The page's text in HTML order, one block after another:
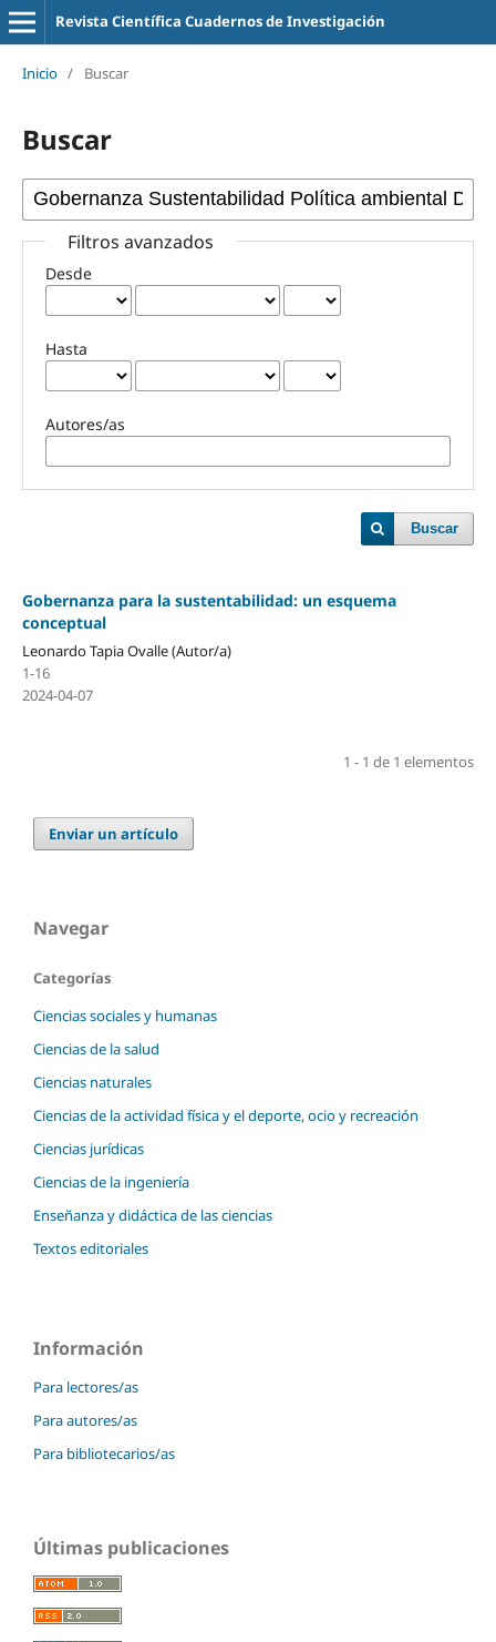
Revista Científica Cuadernos de Investigación
Inicio / Buscar
Buscar
Filtros avanzados
Desde
Hasta
Autores/as
Buscar
Gobernanza para la sustentabilidad: un esquema
conceptual
Leonardo Tapia Ovalle (Autor/a)
1-16
2024-04-07
1 - 1 de 1 elementos
Enviar un artículo
Navegar
Categorías
Ciencias sociales y humanas
Ciencias de la salud
Ciencias naturales
Ciencias de la actividad física y el deporte, ocio y recreación
Ciencias jurídicas
Ciencias de la ingeniería
Enseñanza y didáctica de las ciencias
Textos editoriales
Información
Para lectores/as
Para autores/as
Para bibliotecarios/as
Últimas publicaciones